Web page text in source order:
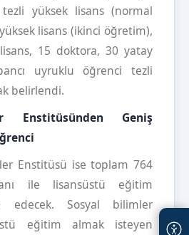
yüksek lisans (normal
lisans (ikinci öğretim),
15 doktora, 30 yatay
uyruklu öğrenci tezli
belirlendi.
Enstitüsünden Geniş
Enstitüsü ise toplam 764
ile lisansüstü eğitim
edecek. Sosyal bilimler
eğitim almak isteyen